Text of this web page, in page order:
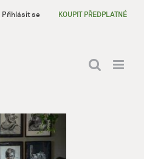
Přihlásit se KOUPIT PŘEDPLATNÉ